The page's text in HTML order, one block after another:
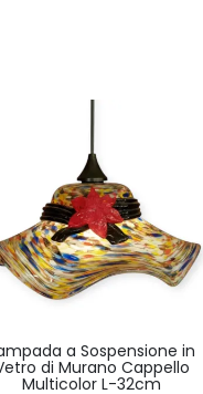
a Sospensione in
di Murano Cappello
Multicolor L-32cm